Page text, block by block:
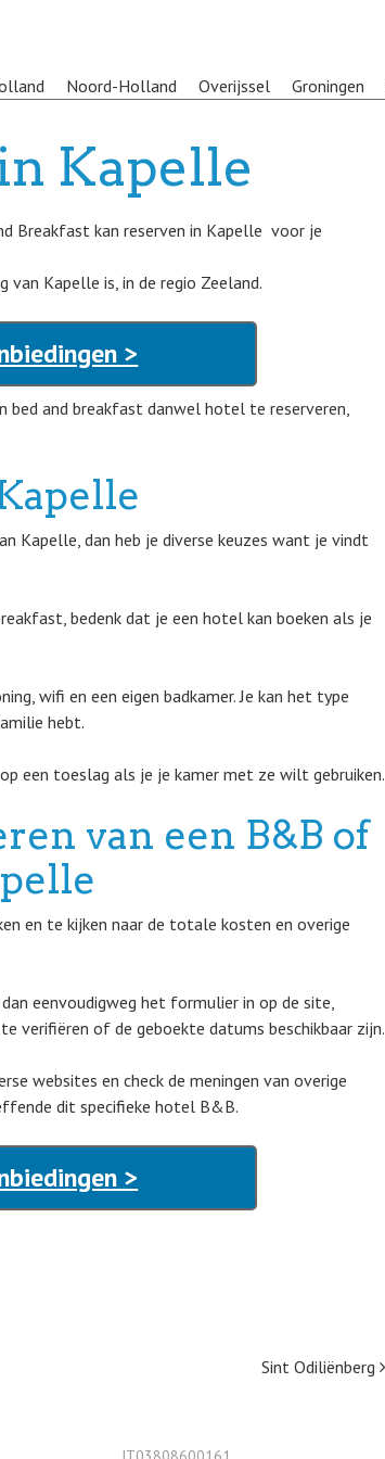
Noord-Holland Overijssel Groningen
Kapelle
Breakfast kan reserven in Kapelle voor je
Kapelle is, in de regio Zeeland.
>
bed and breakfast danwel hotel te reserveren,
Kapelle, dan heb je diverse keuzes want je vindt
bedenk dat je een hotel kan boeken als je
wifi en een eigen badkamer. Je kan het type
hebt.
een toeslag als je je kamer met ze wilt gebruiken.
van een B&B of
en te kijken naar de totale kosten en overige
eenvoudigweg het formulier in op de site,
of de geboekte datums beschikbaar zijn.
websites en check de meningen van overige
dit specifieke hotel B&B.
>
Sint Odiliënberg